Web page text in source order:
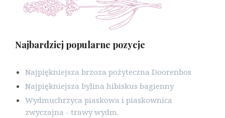
Najbardziej popularne pozycje
Najpiękniejsza brzoza pożyteczna Doorenbos
Najpiękniejsza bylina hibiskus bagienny
Wydmuchrzyca piaskowa i piaskownica
zwyczajna - trawy wydm.